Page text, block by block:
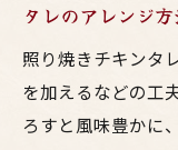
タレのアレンジ
照り焼きチキンタ
を加えるなどの工
ろすと風味豊かに